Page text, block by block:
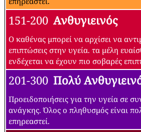
151-200 Ανθυγιεινός
Ο καθένας μπορεί να αρχίσει να
επιπτώσεις στην υγεία. τα μέλη
ενδέχεται να έχουν πιο σοβαρές
201-300 Πολύ
Προειδοποιήσεις για την υγεία σε
ανάγκης. Όλος ο πληθυσμός είναι
επηρεαστεί.